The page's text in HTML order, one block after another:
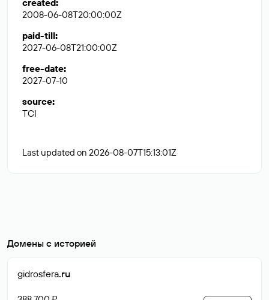
created:
2008-06-08T20:00:00Z
paid-till:
2027-06-08T21:00:00Z
free-date:
2027-07-10
source:
TCI
Last updated on 2026-08-07T15:13:01Z
Домены с историей
gidrosfera.ru